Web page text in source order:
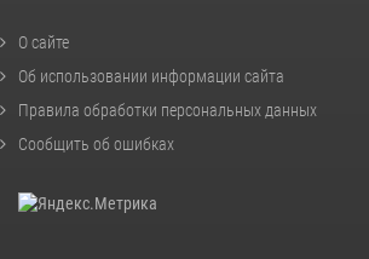
О сайте
Об использовании информации сайта
Правила обработки персональных данных
Сообщить об ошибках